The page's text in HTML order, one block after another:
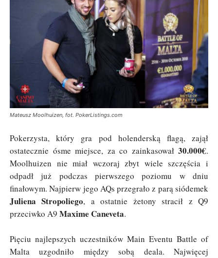
Mateusz Moolhuizen, fot. PokerListings.com
Pokerzysta, który gra pod holenderską flagą, zajął
ostatecznie ósme miejsce, za co zainkasował 30.000€.
Moolhuizen nie miał wczoraj zbyt wiele szczęścia i
odpadł już podczas pierwszego poziomu w dniu
finałowym. Najpierw jego AQs przegrało z parą siódemek
Juliena Stropoliego, a ostatnie żetony stracił z Q9
przeciwko A9 Maxime Caneveta.
Pięciu najlepszych uczestników Main Eventu Battle of
Malta uzgodniło między sobą deala. Najwięcej